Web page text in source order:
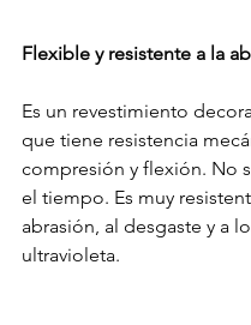
Flexible y resistente a la
Es un revestimiento
que tiene resistencia
compresión y flexión. No
el tiempo. Es muy
abrasión, al desgaste y a
ultravioleta.